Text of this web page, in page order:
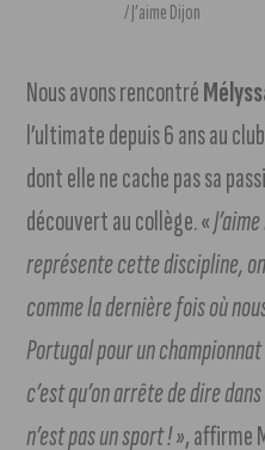
/ J’aime Dijon
Nous avons rencontré
l’ultimate depuis 6 ans au club
dont elle ne cache pas sa
découvert au collège. «
représente cette discipline,
comme la dernière fois où
Portugal pour un championnat
c’est qu’on arrête de dire
n’est pas un sport ! », affirme